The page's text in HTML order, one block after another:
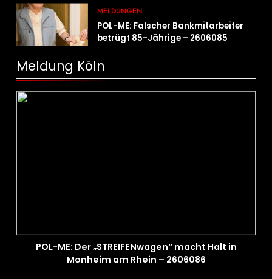
MELDUNGEN
POL-ME: Falscher Bankmitarbeiter
betrügt 85-Jährige – 2606085
Meldung Köln
POL-ME: Der „STREIFENwagen“ macht Halt in
Monheim am Rhein – 2606086